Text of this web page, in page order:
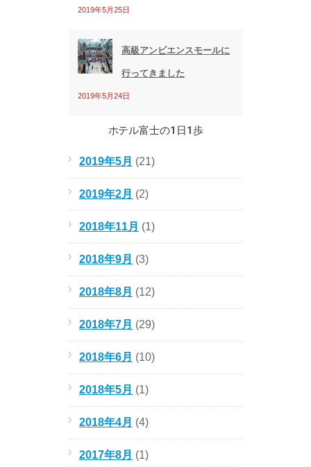
2019年5月25日
高級アンビエンスモールに
行ってきました
2019年5月24日
ホテル富士の1日1歩
2019年5月 (21)
2019年2月 (2)
2018年11月 (1)
2018年9月 (3)
2018年8月 (12)
2018年7月 (29)
2018年6月 (10)
2018年5月 (1)
2018年4月 (4)
2017年8月 (1)